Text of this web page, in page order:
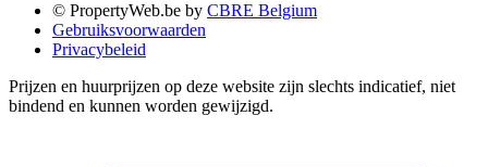
© PropertyWeb.be by CBRE Belgium
Gebruiksvoorwaarden
Privacybeleid
Prijzen en huurprijzen op deze website zijn slechts indicatief, niet
bindend en kunnen worden gewijzigd.